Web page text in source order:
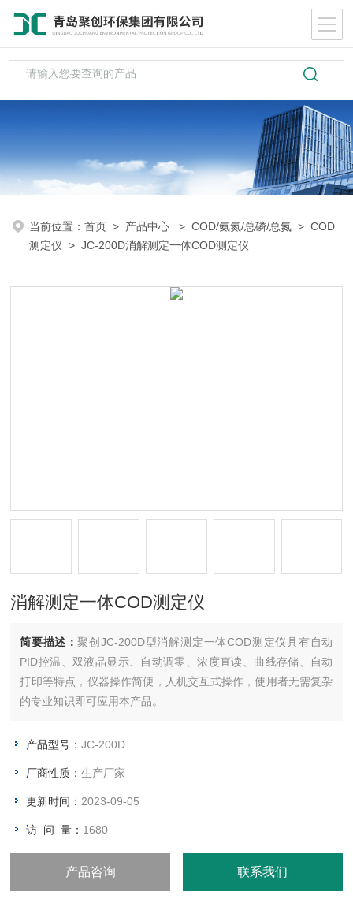
当前位置：首页 > 产品中心 >COD/氨氮/总磷/总氮 >COD
测定仪 > JC-200D消解测定一体COD测定仪
消解测定一体COD测定仪
简要描述：聚创JC-200D型消解测定一体COD测定仪具有自动
PID控温、双液晶显示、自动调零、浓度直读、曲线存储、自动
打印等特点，仪器操作简便，人机交互式操作，使用者无需复杂
的专业知识即可应用本产品。
产品型号：JC-200D
厂商性质：生产厂家
更新时间： 2023-09-05
访 问 量： 1680
产品咨询 联系我们